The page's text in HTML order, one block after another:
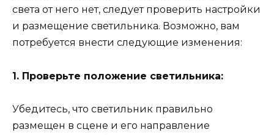
света от него нет, следует проверить настройки
и размещение светильника. Возможно, вам
потребуется внести следующие изменения:
1. Проверьте положение светильника:
Убедитесь, что светильник правильно
размещен в сцене и его направление